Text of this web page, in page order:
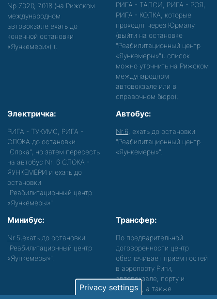
Nр.7020, 7018 (на Рижском
международном
автовокзале ехать до
конечной остановки
«Яункемери») );
РИГА - ТАЛСИ, РИГА - РОЯ,
РИГА - КОЛКА, которые
проходят через Юрмалу
(выйти на остановке
"Реабилитационный центр
«Яункемеры»"), список
можно уточнить на Рижском
международном
автовокзале или в
справочном бюро);
Электричка:
РИГА - ТУКУМС, РИГА -
СЛОКА до остановки
"Слока", но затем пересесть
на автобус Nr. 6 СЛОКА -
ЯУНКЕМЕРИ и ехать до
остановки
"Реабилитационный центр
«Яункемеры»".
Автобус:
Nr.6 , ехать до остановки
"Реабилитационный центр
«Яункемеры»".
Минибус:
Nr.5 ,ехать до остановки
"Реабилитационный центр
«Яункемеры»".
Трансфер:
По предварительной
договоренности центр
обеспечивает прием гостей
в аэропорту Риги,
автовокзале, порту и
вокзале, а также
Privacy settings